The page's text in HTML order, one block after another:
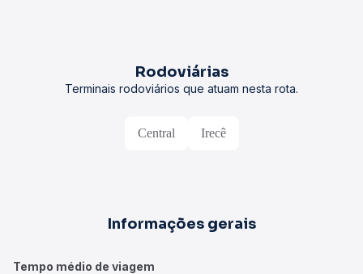
Rodoviárias
Terminais rodoviários que atuam nesta rota.
Central Irecê
Informações gerais
Tempo médio de viagem